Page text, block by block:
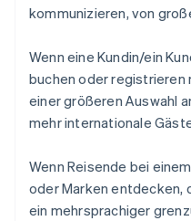
kommunizieren, von
Wenn eine Kundin/ein
buchen oder
einer größeren Auswahl
mehr internationale
Wenn Reisende bei
oder Marken entdecken,
ein mehrsprachiger